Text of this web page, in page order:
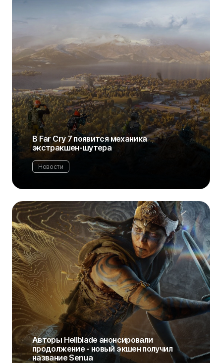
В Far Cry 7 появится механика
экстракшен-шутера
Новости
Авторы Hellblade анонсировали
продолжение - новый экшен получил
название Senua